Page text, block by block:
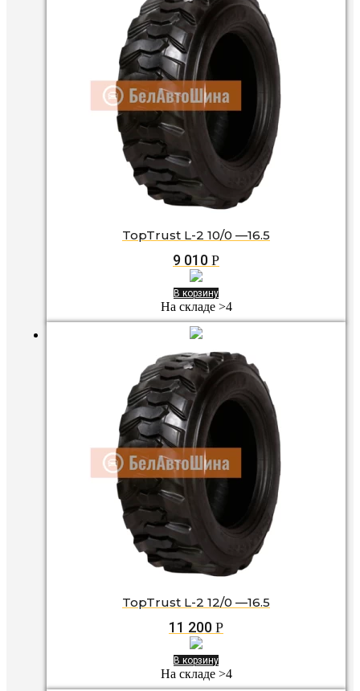
TopTrust L-2 10/0 —16.5
9 010 Р
В корзину
На складе >4
TopTrust L-2 12/0 —16.5
11 200 Р
В корзину
На складе >4